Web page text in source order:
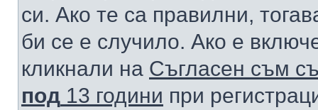
си. Ако те са правилни,
би се е случило. Ако е
кликнали на Съгласен съм
под 13 години при